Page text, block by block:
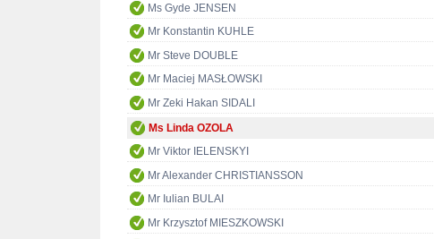
Ms Gyde JENSEN
Mr Konstantin KUHLE
Mr Steve DOUBLE
Mr Maciej MASŁOWSKI
Mr Zeki Hakan SIDALI
Ms Linda OZOLA
Mr Viktor IELENSKYI
Mr Alexander CHRISTIANSSON
Mr Iulian BULAI
Mr Krzysztof MIESZKOWSKI